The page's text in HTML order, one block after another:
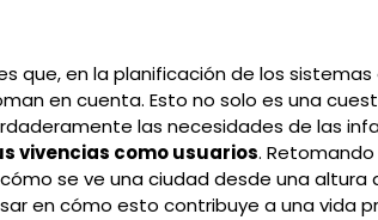
que, en la planificación de los
en cuenta. Esto no solo es una
las necesidades de las
vivencias como usuarios.
se ve una ciudad desde una
en cómo esto contribuye a una vida